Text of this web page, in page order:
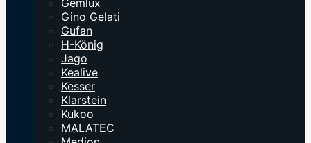
Gemlux
Gino Gelati
Gufan
H-König
Jago
Kealive
Kesser
Klarstein
Kukoo
MALATEC